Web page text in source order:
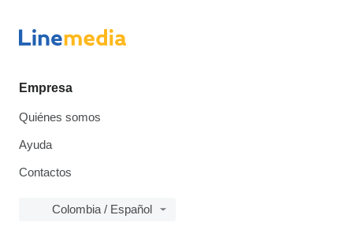
Empresa
Quiénes somos
Ayuda
Contactos
Colombia / Español